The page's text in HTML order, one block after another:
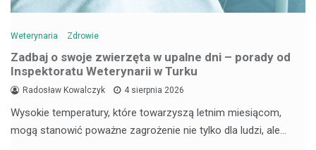
Weterynaria Zdrowie
Zadbaj o swoje zwierzęta w upalne dni – porady od
Inspektoratu Weterynarii w Turku
Radosław Kowalczyk 4 sierpnia 2026
Wysokie temperatury, które towarzyszą letnim miesiącom,
mogą stanowić poważne zagrożenie nie tylko dla ludzi, ale…